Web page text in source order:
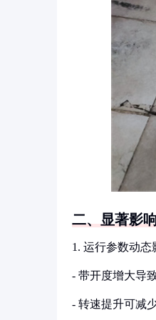
二、显著影
1. 运行参数动态
- 带开度增大导
- 转速提升可减